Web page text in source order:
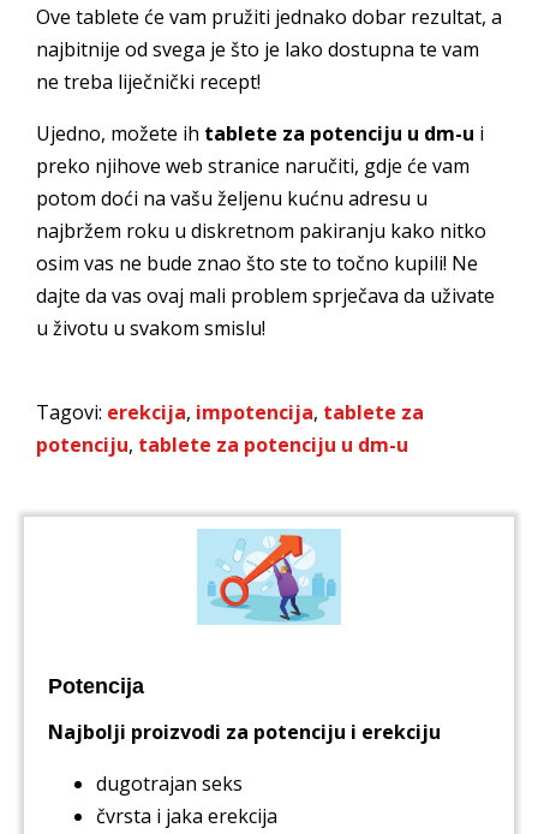
Ove tablete će vam pružiti jednako dobar rezultat, a
najbitnije od svega je što je lako dostupna te vam
ne treba liječnički recept!
Ujedno, možete ih tablete za potenciju u dm-u i
preko njihove web stranice naručiti, gdje će vam
potom doći na vašu željenu kućnu adresu u
najbržem roku u diskretnom pakiranju kako nitko
osim vas ne bude znao što ste to točno kupili! Ne
dajte da vas ovaj mali problem sprječava da uživate
u životu u svakom smislu!
Tagovi: erekcija, impotencija, tablete za
potenciju, tablete za potenciju u dm-u
Potencija
Najbolji proizvodi za potenciju i erekciju
dugotrajan seks
čvrsta i jaka erekcija